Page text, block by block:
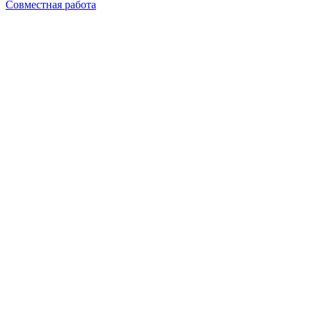
Совместная работа